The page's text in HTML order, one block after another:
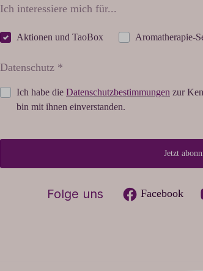
Ich interessiere mich für...
Aktionen und TaoBox Aromatherapie-
Datenschutz *
Ich habe die Datenschutzbestimmungen zur
bin mit ihnen einverstanden.
Jetzt
Folge uns Facebook